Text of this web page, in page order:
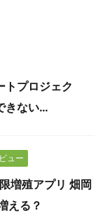
トプロジェク
きない…
ュー
増殖アプリ 畑岡
える？